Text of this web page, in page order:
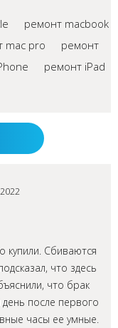
ремонт macbook
mac pro
ремонт
ремонт iPad
купили. Сбиваются
что здесь
что брак
после первого
часы ее умные.